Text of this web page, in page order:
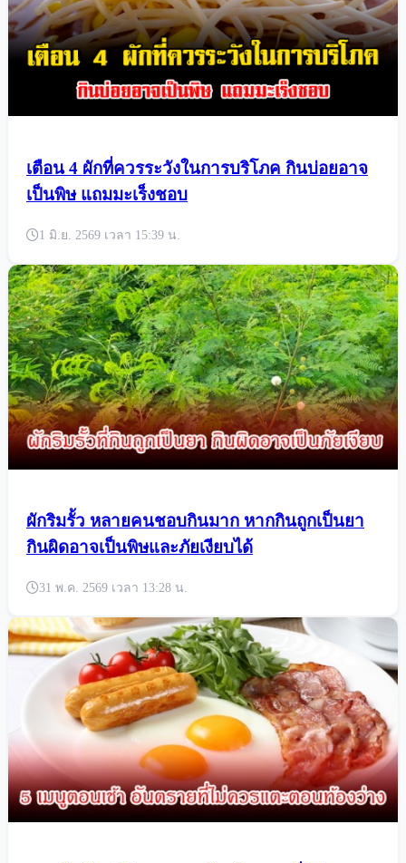
เตือน 4 ผักที่ควรระวังในการบริโภค กินบ่อยอาจ
เป็นพิษ แถมมะเร็งชอบ
1 มิ.ย. 2569 เวลา 15:39 น.
ผักริมรั้ว หลายคนชอบกินมาก หากกินถูกเป็นยา
กินผิดอาจเป็นพิษและภัยเงียบได้
31 พ.ค. 2569 เวลา 13:28 น.